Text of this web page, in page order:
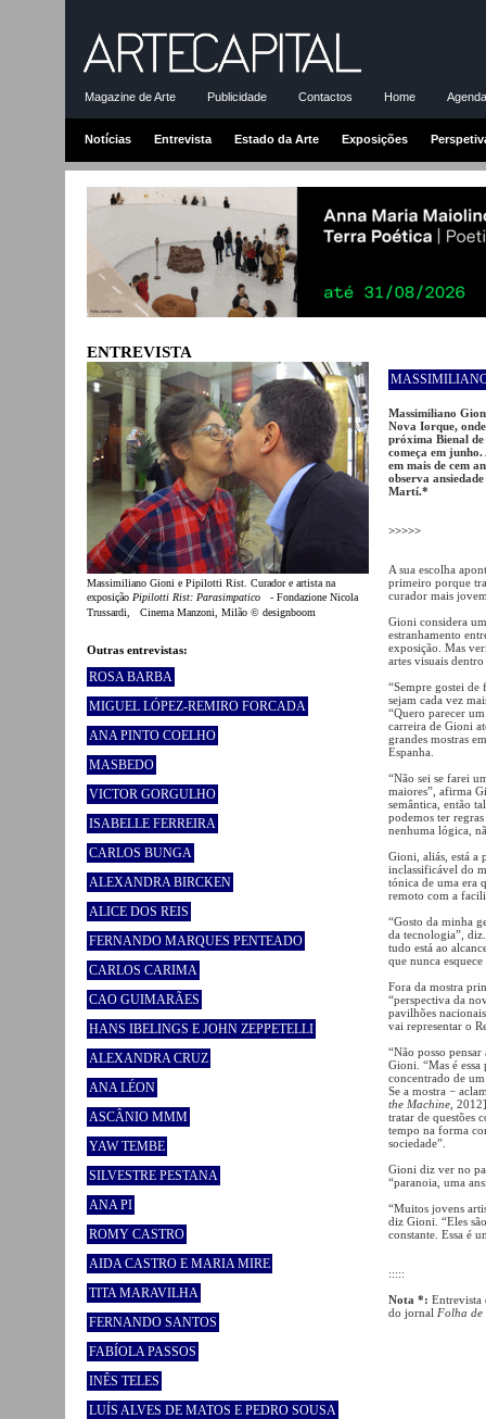
Magazine de Arte Publicidade Contactos Home
Notícias Entrevista Estado da Arte Exposições
ENTREVISTA
Massimiliano Gioni e Pipilotti Rist. Curador e artista na
exposição Pipilotti Rist: Parasimpatico - Fondazione Nicola
Trussardi, Cinema Manzoni, Milão © designboom
Outras entrevistas:
ROSA BARBA
MIGUEL LÓPEZ-REMIRO FORCADA
ANA PINTO COELHO
MASBEDO
VICTOR GORGULHO
ISABELLE FERREIRA
CARLOS BUNGA
ALEXANDRA BIRCKEN
ALICE DOS REIS
FERNANDO MARQUES PENTEADO
CARLOS CARIMA
CAO GUIMARÃES
HANS IBELINGS E JOHN ZEPPETELLI
ALEXANDRA CRUZ
ANA LÉON
ASCÂNIO MMM
YAW TEMBE
SILVESTRE PESTANA
ANA PI
ROMY CASTRO
AIDA CASTRO E MARIA MIRE
TITA MARAVILHA
FERNANDO SANTOS
FABÍOLA PASSOS
INÊS TELES
LUÍS ALVES DE MATOS E PEDRO SOUSA
Massimiliano
Nova Iorque,
próxima Bienal
começa em
em mais de cem
observa
Martí.*
>>>>>
A sua escolha
primeiro porque
curador mais
Gioni considera
estranhamento
exposição. Mas
artes visuais
“Sempre gostei de
sejam cada vez
“Quero parecer
carreira de Gioni
grandes mostras
Espanha.
“Não sei se farei
maiores”, afirma
semântica, então
podemos ter
nenhuma lógica,
Gioni, aliás, está a
inclassificável do
tónica de uma era
remoto com a
“Gosto da minha
da tecnologia”,
tudo está ao
que nunca
Fora da mostra
“perspectiva da
pavilhões
vai representar o
“Não posso
Gioni. “Mas é
concentrado de
Se a mostra −
the Machine ,
tratar de questões
tempo na forma
sociedade”.
Gioni diz ver no
“paranoia, uma
“Muitos jovens
diz Gioni. “Eles
constante. Essa é
:::::
Nota *: Entrevista
do jornal Folha de